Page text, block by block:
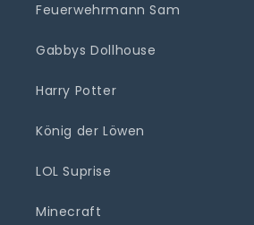
Feuerwehrmann Sam
Gabbys Dollhouse
Harry Potter
König der Löwen
LOL Suprise
Minecraft